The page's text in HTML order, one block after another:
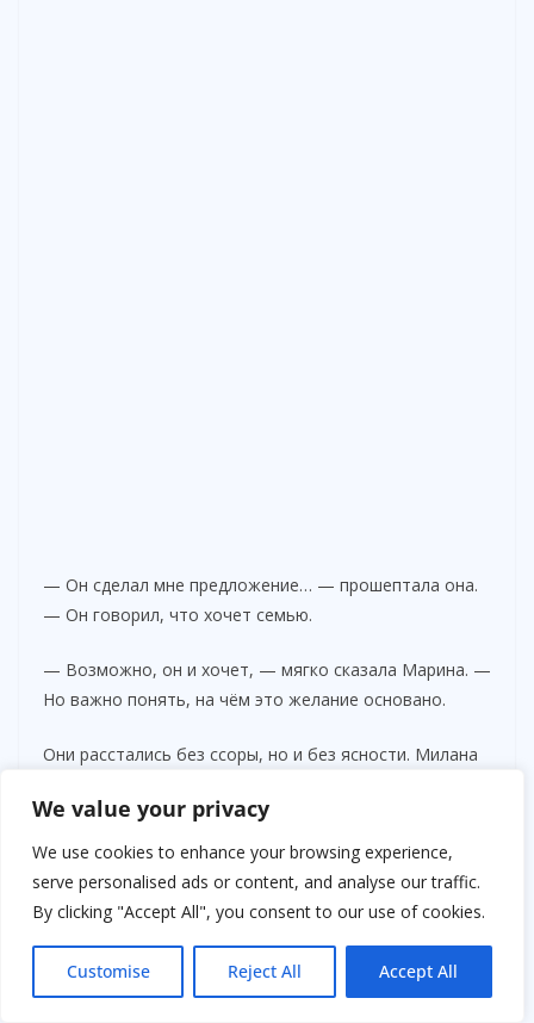
We value your privacy
We use cookies to enhance your browsing experience,
serve personalised ads or content, and analyse our traffic.
By clicking "Accept All", you consent to our use of cookies.
Customise Reject All Accept All
— Он сделал мне предложение… — прошептала она.
— Он говорил, что хочет семью.
— Возможно, он и хочет, — мягко сказала Марина. —
Но важно понять, на чём это желание основано.
Они расстались без ссоры, но и без ясности. Милана
— Ты где была? — спросил он, стараясь говорить
непринуждённо.